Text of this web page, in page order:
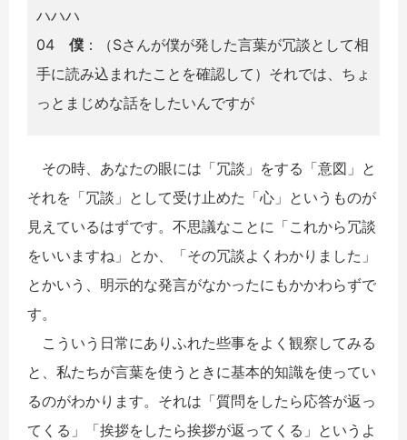
ハハハ
04 僕 ：（Sさんが僕が発した言葉が冗談として相
手に読み込まれたことを確認して）それでは、ちょ
っとまじめな話をしたいんですが
その時、あなたの眼には「冗談」をする「意図」と
それを「冗談」として受け止めた「心」というものが
見えているはずです。不思議なことに「これから冗談
をいいますね」とか、「その冗談よくわかりました」
とかいう、明示的な発言がなかったにもかかわらずで
す。
こういう日常にありふれた些事をよく観察してみる
と、私たちが言葉を使うときに基本的知識を使ってい
るのがわかります。それは「質問をしたら応答が返っ
てくる」「挨拶をしたら挨拶が返ってくる」というよ